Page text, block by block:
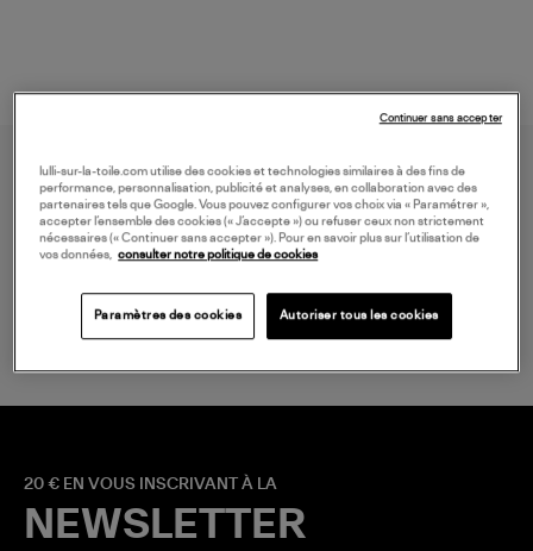
LIVRAISON GRATUITE
à partir de 150 € d'achat*
20 € EN VOUS INSCRIVANT À LA
NEWSLETTER
lulli-sur-la-toile.com utilise des cookies et technologies similaires à des fins de
performance, personnalisation, publicité et analyses, en collaboration avec des
partenaires tels que Google. Vous pouvez configurer vos choix via « Paramétrer »,
accepter l’ensemble des cookies (« J’accepte ») ou refuser ceux non strictement
nécessaires (« Continuer sans accepter »). Pour en savoir plus sur l’utilisation de
vos données, consulter notre politique de cookies
Paramètres des cookies Autoriser tous les cookies
Continuer sans accepter